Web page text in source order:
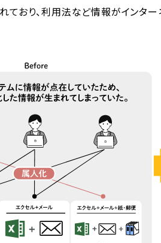
ており、利用法など情報がインター